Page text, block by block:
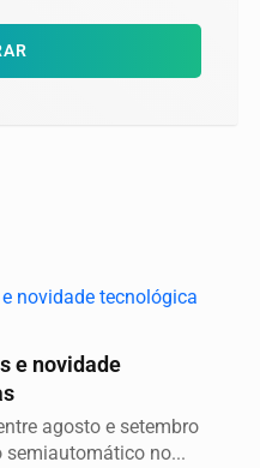
e novidade
agosto e setembro
semiautomático no...